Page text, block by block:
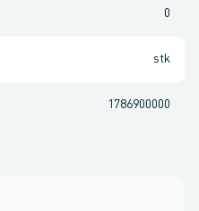
0
stk
1786900000